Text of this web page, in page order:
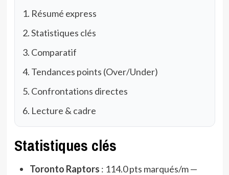
Résumé express
Statistiques clés
Comparatif
Tendances points (Over/Under)
Confrontations directes
Lecture & cadre
Statistiques clés
Toronto Raptors : 114.0 pts marqués/m —